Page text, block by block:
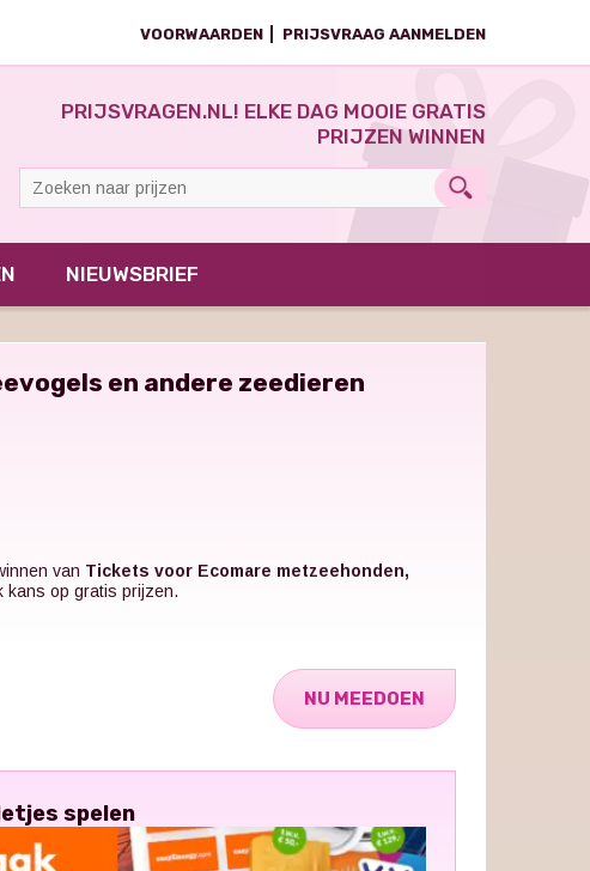
VOORWAARDEN PRIJSVRAAG AANMELDEN
PRIJSVRAGEN.NL! ELKE DAG MOOIE GRATIS
PRIJZEN WINNEN
NIEUWSBRIEF
en andere zeedieren
van Tickets voor Ecomare metzeehonden,
kans op gratis prijzen.
NU MEEDOEN
spelen